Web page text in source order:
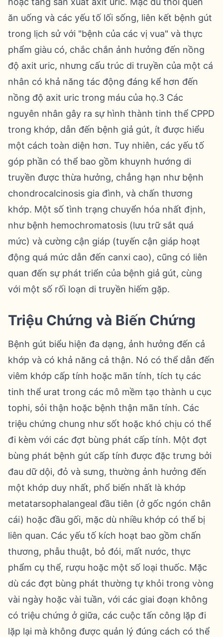
ăn uống và các yếu tố lối sống, liên kết bệnh gút
trong lịch sử với "bệnh của các vị vua" và thực
phẩm giàu có, chắc chắn ảnh hưởng đến nồng
độ axit uric, nhưng cấu trúc di truyền của một cá
nhân có khả năng tác động đáng kể hơn đến
nồng độ axit uric trong máu của họ.3 Các
nguyên nhân gây ra sự hình thành tinh thể CPPD
trong khớp, dẫn đến bệnh giả gút, ít được hiểu
một cách toàn diện hơn. Tuy nhiên, các yếu tố
góp phần có thể bao gồm khuynh hướng di
truyền được thừa hưởng, chẳng hạn như bệnh
chondrocalcinosis gia đình, và chấn thương
khớp. Một số tình trạng chuyển hóa nhất định,
như bệnh hemochromatosis (lưu trữ sắt quá
mức) và cường cận giáp (tuyến cận giáp hoạt
động quá mức dẫn đến canxi cao), cũng có liên
quan đến sự phát triển của bệnh giả gút, cùng
với một số rối loạn di truyền hiếm gặp.
Triệu Chứng và Biến Chứng
Bệnh gút biểu hiện đa dạng, ảnh hưởng đến cả
khớp và có khả năng cả thận. Nó có thể dẫn đến
viêm khớp cấp tính hoặc mãn tính, tích tụ các
tinh thể urat trong các mô mềm tạo thành u cục
tophi, sỏi thận hoặc bệnh thận mãn tính. Các
triệu chứng chung như sốt hoặc khó chịu có thể
đi kèm với các đợt bùng phát cấp tính. Một đợt
bùng phát bệnh gút cấp tính được đặc trưng bởi
đau dữ dội, đỏ và sưng, thường ảnh hưởng đến
một khớp duy nhất, phổ biến nhất là khớp
metatarsophalangeal đầu tiên (ở gốc ngón chân
cái) hoặc đầu gối, mặc dù nhiều khớp có thể bị
liên quan. Các yếu tố kích hoạt bao gồm chấn
thương, phẫu thuật, bỏ đói, mất nước, thực
phẩm cụ thể, rượu hoặc một số loại thuốc. Mặc
dù các đợt bùng phát thường tự khỏi trong vòng
vài ngày hoặc vài tuần, với các giai đoạn không
có triệu chứng ở giữa, các cuộc tấn công lặp đi
lặp lại mà không được quản lý đúng cách có thể